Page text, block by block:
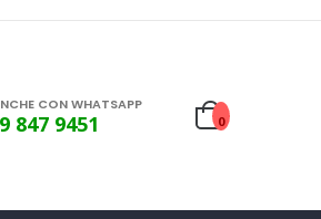
CON WHATSAPP
847 9451 0